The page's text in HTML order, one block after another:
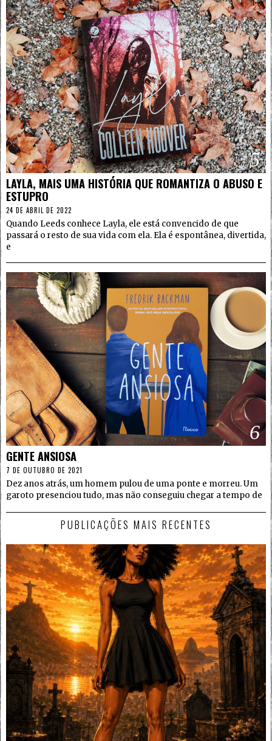
5
LAYLA, MAIS UMA HISTÓRIA QUE ROMANTIZA O ABUSO E
ESTUPRO
24 DE ABRIL DE 2022
Quando Leeds conhece Layla, ele está convencido de que
passará o resto de sua vida com ela. Ela é espontânea, divertida,
e
6
GENTE ANSIOSA
7 DE OUTUBRO DE 2021
Dez anos atrás, um homem pulou de uma ponte e morreu. Um
garoto presenciou tudo, mas não conseguiu chegar a tempo de
PUBLICAÇÕES MAIS RECENTES